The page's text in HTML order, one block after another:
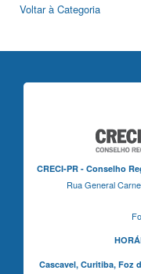
Voltar à Categoria
CRECI-PR - Conselho
Rua General
Cascavel, Curitiba,Foz